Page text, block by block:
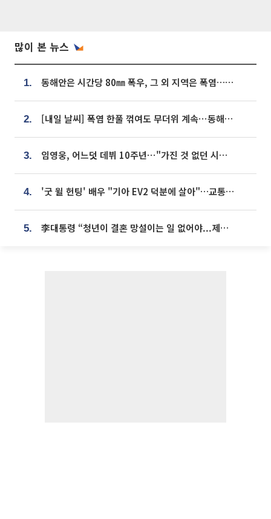
많이 본 뉴스
1. 동해안은 시간당 80㎜ 폭우, 그 외 지역은 폭염…‘극과 극 날씨’
2. [내일 날씨] 폭염 한풀 꺾여도 무더위 계속⋯동해안 이틀 연속 비
3. 임영웅, 어느덧 데뷔 10주년⋯"가진 것 없던 시절, 내 앞엔 20명의 팬뿐"
4. '굿 윌 헌팅' 배우 "기아 EV2 덕분에 살아"…교통사고 후 안전성 극찬
5. 李대통령 “청년이 결혼 망설이는 일 없어야...제도상 불이익 조사”